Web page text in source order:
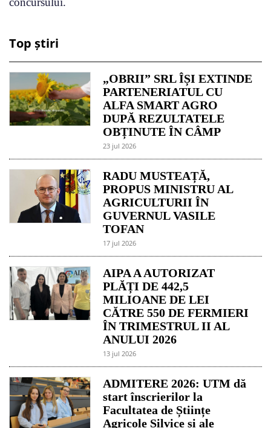
Top știri
„OBRII” SRL ÎȘI EXTINDE
PARTENERIATUL CU
ALFA SMART AGRO
DUPĂ REZULTATELE
OBȚINUTE ÎN CÂMP
23 jul 2026
RADU MUSTEAȚĂ,
PROPUS MINISTRU AL
AGRICULTURII ÎN
GUVERNUL VASILE
TOFAN
17 jul 2026
AIPA A AUTORIZAT
PLĂȚI DE 442,5
MILIOANE DE LEI
CĂTRE 550 DE FERMIERI
ÎN TRIMESTRUL II AL
ANULUI 2026
13 jul 2026
ADMITERE 2026: UTM dă
start înscrierilor la
Facultatea de Științe
Agricole Silvice și ale